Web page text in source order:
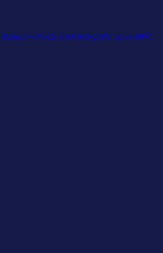
5Ut4UtCFgVKB_5CcwJ8PO